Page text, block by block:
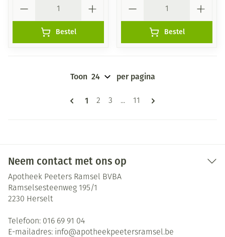
Bestel Bestel
Pagina's
U lees momenteel pagina
1 Pagina
2 Pagina
3 ... Pagina
11
Toon per pagina
Neem contact met ons op
Apotheek Peeters Ramsel BVBA
Ramselsesteenweg 195/1
2230 Herselt
Telefoon: 016 69 91 04
E-mailadres: info@apotheekpeetersramsel.be